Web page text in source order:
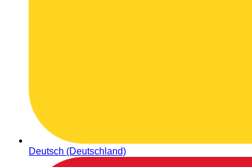
Deutsch (Deutschland)